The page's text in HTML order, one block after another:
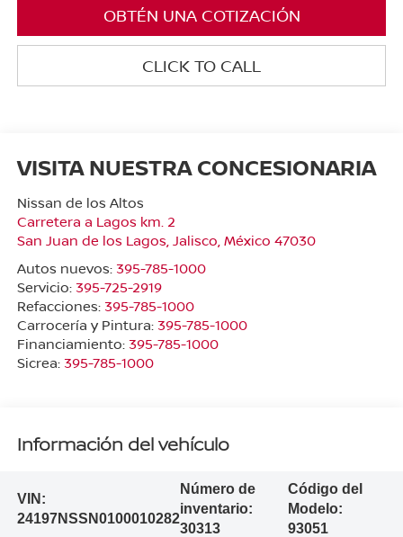
OBTÉN UNA COTIZACIÓN
CLICK TO CALL
VISITA NUESTRA CONCESIONARIA
Nissan de los Altos
Carretera a Lagos km. 2
San Juan de los Lagos Jalisco , México 47030
Autos nuevos: 395-785-1000
Servicio: 395-725-2919
Refacciones: 395-785-1000
Carrocería y Pintura: 395-785-1000
Financiamiento: 395-785-1000
Sicrea: 395-785-1000
Información del vehículo
VIN:
24197NSSN0100010282
Número de
inventario:
30313
Código del
Modelo:
93051